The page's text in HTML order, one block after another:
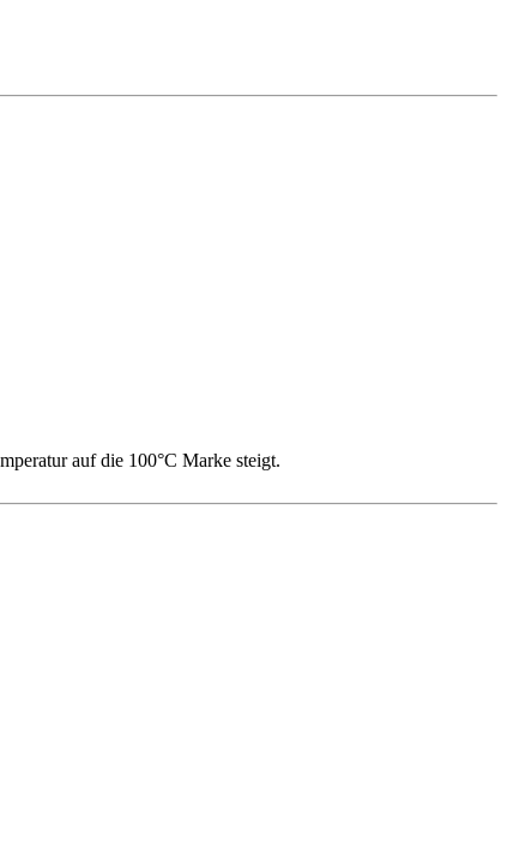
auf die 100°C Marke steigt.